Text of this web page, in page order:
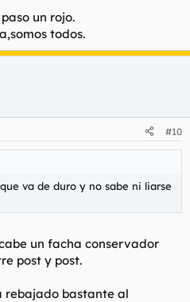
un rojo.
todos.
#10
va de duro y no sabe ni liarse
un facha conservador
post y post.
rebajado bastante al